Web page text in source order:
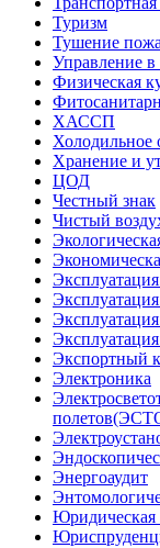
Туризм
Тушение
Управление в
Физическая
ХАССП
Холодильное
Хранение и
ЦОД
Честный знак
Чистый
Экспортный
Электроника
Энергоаудит
Юридическая